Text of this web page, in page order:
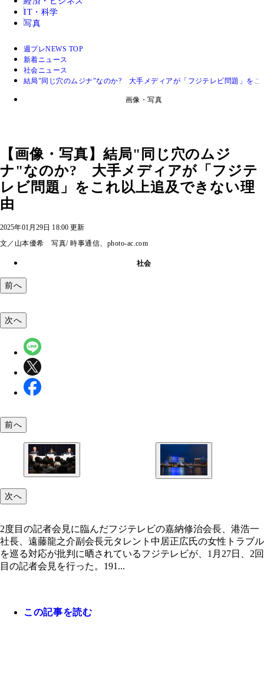
IT・科学
写真
週プレNEWS TOP
新着ニュース
社会ニュース
結局"同じ穴のムジナ"なのか? 大手メディアが「フジテレビ問題」をこ
画像・写真
【画像・写真】結局"同じ穴のムジ
ナ"なのか? 大手メディアが「フジテ
レビ問題」をこれ以上追及できない理
由
2025年01月29日 18:00 更新
文／山本優希 写真/ 時事通信、photo-ac.com
社会
前へ
2度目の記者会見に臨んだフジテレビの嘉納修治会
次へ
前へ
次へ
2度目の記者会見に臨んだフジテレビの嘉納修治会長、港浩一
社長、遠藤龍之介副会長元タレント中居正広氏の女性トラブル
を巡る対応が批判に晒されているフジテレビが、1月27日、2回
目の記者会見を行った。191...
この記事を読む